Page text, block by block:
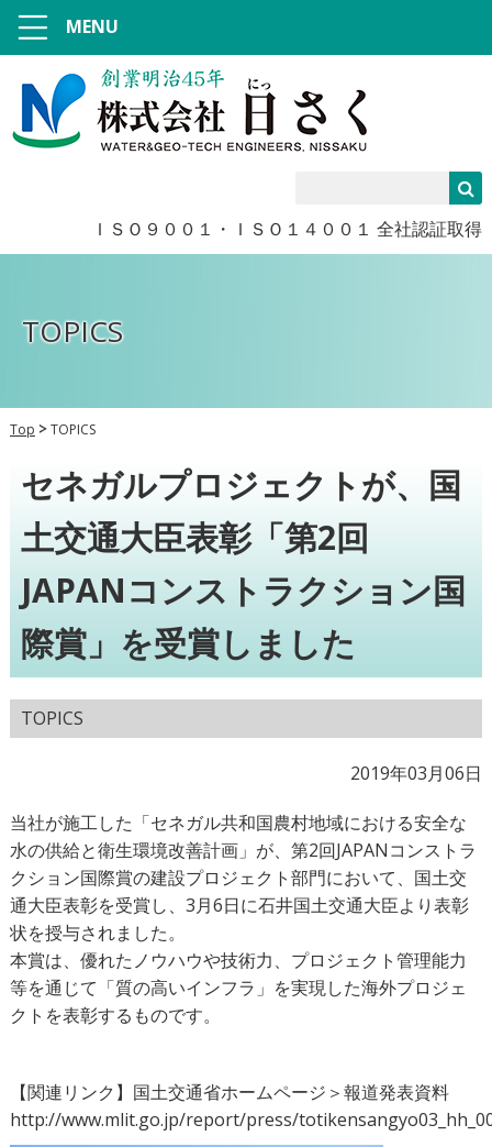
ＩＳＯ９００１・ＩＳＯ１４００１ 全社認証取得
MENU
TOPICS
Top TOPICS
セネガルプロジェクトが、国
土交通大臣表彰「第2回
JAPANコンストラクション国
際賞」を受賞しました
TOPICS
2019年03月06日
当社が施工した「セネガル共和国農村地域における安全な
水の供給と衛生環境改善計画」が、第2回JAPANコンストラ
クション国際賞の建設プロジェクト部門において、国土交
通大臣表彰を受賞し、3月6日に石井国土交通大臣より表彰
状を授与されました。
本賞は、優れたノウハウや技術力、プロジェクト管理能力
等を通じて「質の高いインフラ」を実現した海外プロジェ
クトを表彰するものです。
【関連リンク】国土交通省ホームページ＞報道発表資料
http://www.mlit.go.jp/report/press/